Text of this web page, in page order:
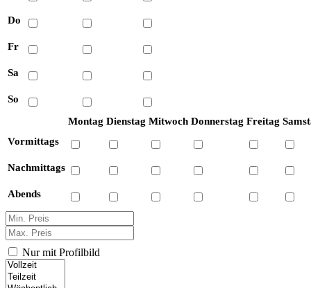
Do
Fr
Sa
So
Montag Dienstag Mitwoch Donnerstag Freitag
Vormittags
Nachmittags
Abends
Nur mit Profilbild